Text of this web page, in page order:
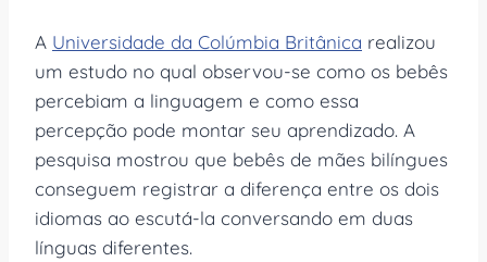
A Universidade da Colúmbia Britânica realizou
um estudo no qual observou-se como os bebês
percebiam a linguagem e como essa
percepção pode montar seu aprendizado. A
pesquisa mostrou que bebês de mães bilíngues
conseguem registrar a diferença entre os dois
idiomas ao escutá-la conversando em duas
línguas diferentes.